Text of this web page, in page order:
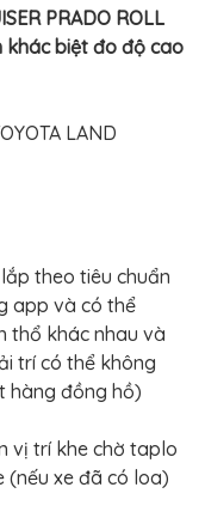
PRADO ROLL
khác biệt đo độ cao
LAND
theo tiêu chuẩn
app và có thể
thổ khác nhau và
trí có thể không
hàng đồng hồ)
vị trí khe chờ taplo
(nếu xe đã có loa)